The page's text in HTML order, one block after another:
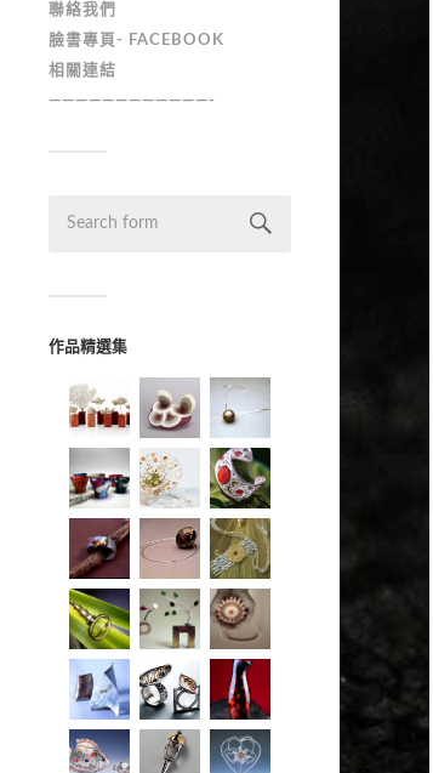
聯絡我們
臉書專頁- FACEBOOK
相關連結
————————————-
作品精選集